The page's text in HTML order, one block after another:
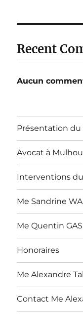
Recent
Aucun
Présentation du
Avocat à
Interventions
Me Sandrine
Me Quentin
Honoraires
Me Alexandre
Contact Me